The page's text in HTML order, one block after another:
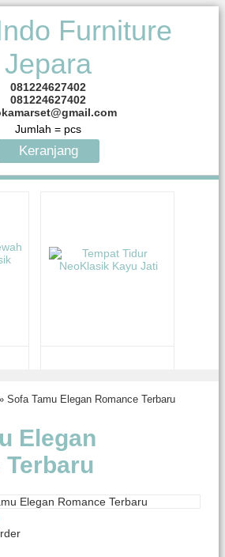
081224627402
081224627402
Jumlah = pcs
Keranjang
Sofa Tamu Elegan Romance Terbaru
Elegan
Terbaru